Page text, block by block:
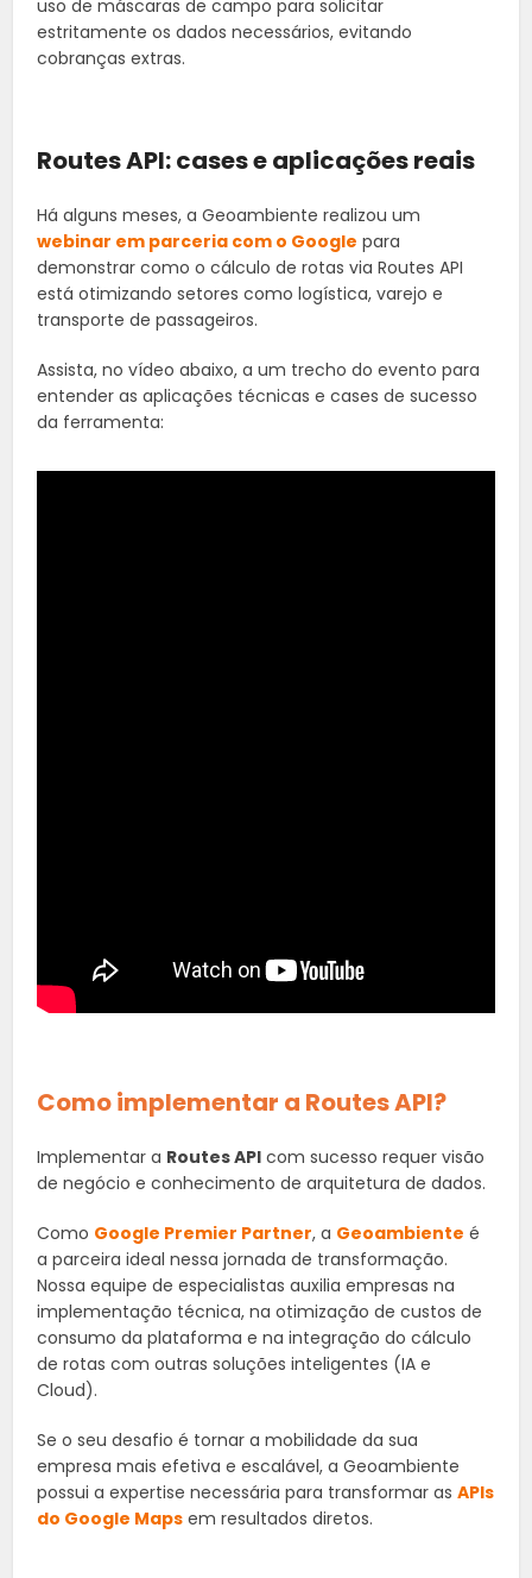
uso de máscaras de campo para solicitar
estritamente os dados necessários, evitando
cobranças extras.
Routes API: cases e aplicações reais
Há alguns meses, a Geoambiente realizou um
webinar em parceria com o Google para
demonstrar como o cálculo de rotas via Routes API
está otimizando setores como logística, varejo e
transporte de passageiros.
Assista, no vídeo abaixo, a um trecho do evento para
entender as aplicações técnicas e cases de sucesso
da ferramenta:
Como implementar a Routes API?
Implementar a Routes API com sucesso requer visão
de negócio e conhecimento de arquitetura de dados.
Como Google Premier Partner, a Geoambiente é
a parceira ideal nessa jornada de transformação.
Nossa equipe de especialistas auxilia empresas na
implementação técnica, na otimização de custos de
consumo da plataforma e na integração do cálculo
de rotas com outras soluções inteligentes (IA e
Cloud).
Se o seu desafio é tornar a mobilidade da sua
empresa mais efetiva e escalável, a Geoambiente
possui a expertise necessária para transformar asAPIs
do Google Maps em resultados diretos.